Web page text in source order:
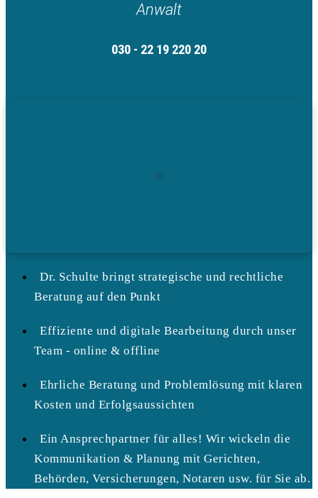
Anwalt
030 - 22 19 220 20
Dr. Schulte bringt strategische und rechtliche
Beratung auf den Punkt
Effiziente und digitale Bearbeitung durch unser
Team - online & offline
Ehrliche Beratung und Problemlösung mit klaren
Kosten und Erfolgsaussichten
Ein Ansprechpartner für alles! Wir wickeln die
Kommunikation & Planung mit Gerichten,
Behörden, Versicherungen, Notaren usw. für Sie ab.